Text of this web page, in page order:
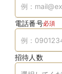
電話番号必須
招待人数